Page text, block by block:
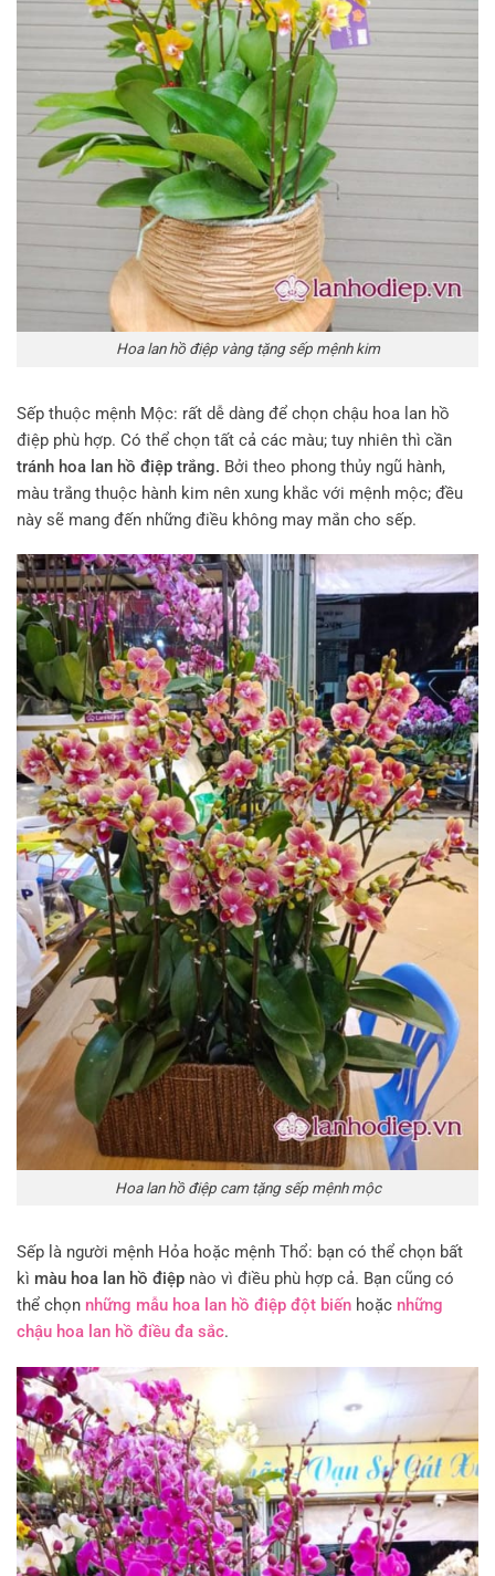
Hoa lan hồ điệp vàng tặng sếp mệnh kim
Sếp thuộc mệnh Mộc: rất dễ dàng để chọn chậu hoa lan hồ
điệp phù hợp. Có thể chọn tất cả các màu; tuy nhiên thì cần
tránh hoa lan hồ điệp trắng. Bởi theo phong thủy ngũ hành,
màu trắng thuộc hành kim nên xung khắc với mệnh mộc; đều
này sẽ mang đến những điều không may mắn cho sếp.
Hoa lan hồ điệp cam tặng sếp mệnh mộc
Sếp là người mệnh Hỏa hoặc mệnh Thổ: bạn có thể chọn bất
kì màu hoa lan hồ điệp nào vì điều phù hợp cả. Bạn cũng có
thể chọn những mẫu hoa lan hồ điệp đột biến hoặc những
chậu hoa lan hồ điều đa sắc.